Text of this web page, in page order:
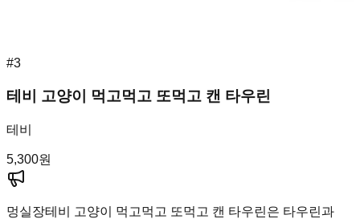
#3
테비 고양이 먹고먹고 또먹고 캔 타우린
테비
5,300원
멍실장테비 고양이 먹고먹고 또먹고 캔 타우린은 타우린과